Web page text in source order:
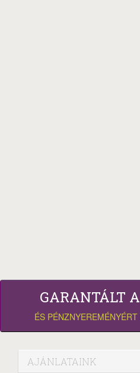
GARANTÁLT
ÉS
AJÁNLATAINK